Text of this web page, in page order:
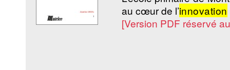
au cœur de l’innovation
[Version PDF réservé